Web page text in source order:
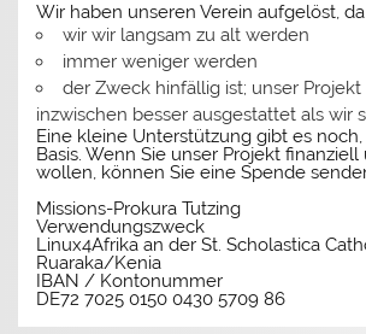
Wir haben unseren Verein aufgelöst, da
wir wir langsam zu alt werden
immer weniger werden
der Zweck hinfällig ist; unser Projekt
inzwischen besser ausgestattet als wir
Eine kleine Unterstützung gibt es
Basis. Wenn Sie unser Projekt
wollen, können Sie eine Spende
Missions-Prokura Tutzing
Verwendungszweck
Linux4Afrika an der St. Scholastica
Ruaraka/Kenia
IBAN / Kontonummer
DE72 7025 0150 0430 5709 86